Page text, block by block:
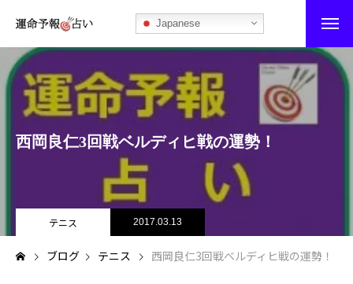
Japanese
運命予報占い
運命予報占いとは
あなたの所属部屋を探そう！
秘伝公開！吉凶カレンダー
記事カテゴリー
西岡良仁3回戦ベルディヒ戦の運勢！
テニス 2017.03.13
ブログ テニス 西岡良仁3回戦ベルディヒ戦の運勢！